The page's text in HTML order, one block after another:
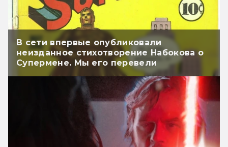
В сети впервые опубликовали
неизданное стихотворение Набокова о
Супермене. Мы его перевели